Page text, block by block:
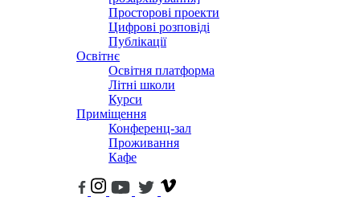
Просторові проекти
Цифрові розповіді
Публікації
Освітнє
Освітня платформа
Літні школи
Курси
Приміщення
Конференц-зал
Проживання
Кафе